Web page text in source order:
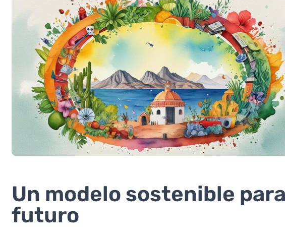
Un modelo sostenible
futuro